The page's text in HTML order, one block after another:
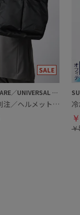
SUIT SQUARE／UNIVERSAL LANGUAGE
YAK PAK別注／ヘルメットバッグ
￥
￥